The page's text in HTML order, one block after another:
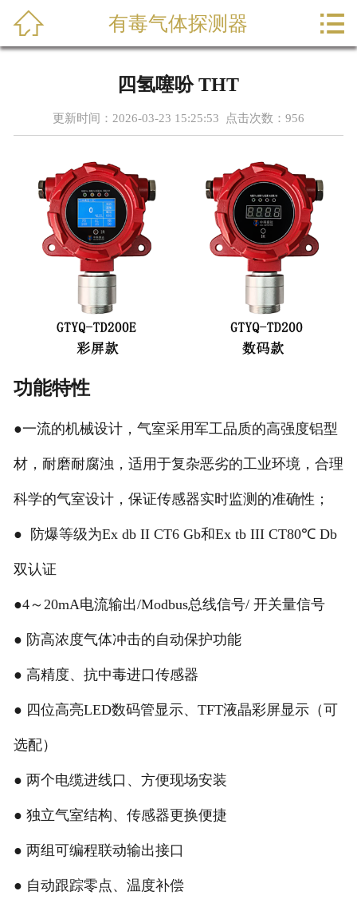

工程案例
服务支持
联系我们
 有毒气体探测器 
四氢噻吩 THT
更新时间：2026-03-23 15:25:53 点击次数： 956
功能特性
●一流的机械设计，气室采用军工品质的高强度铝型
材，耐磨耐腐浊，适用于复杂恶劣的工业环境，合理
科学的气室设计，保证传感器实时监测的准确性；
● 防爆等级为Ex db II CT6 Gb和Ex tb III CT80℃ Db
双认证
●4～20mA电流输出/Modbus总线信号/ 开关量信号
● 防高浓度气体冲击的自动保护功能
● 高精度、抗中毒进口传感器
● 四位高亮LED数码管显示、TFT液晶彩屏显示（可
选配）
● 两个电缆进线口、方便现场安装
● 独立气室结构、传感器更换便捷
● 两组可编程联动输出接口
● 自动跟踪零点、温度补偿